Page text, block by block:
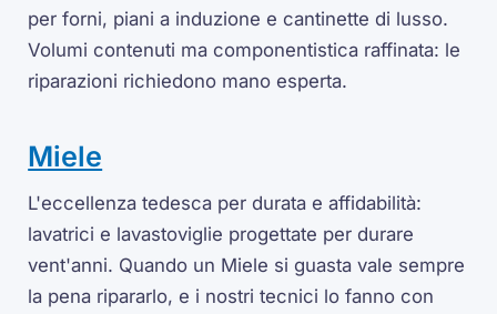
per forni, piani a induzione e cantinette di lusso.
Volumi contenuti ma componentistica raffinata: le
riparazioni richiedono mano esperta.
Miele
L'eccellenza tedesca per durata e affidabilità:
lavatrici e lavastoviglie progettate per durare
vent'anni. Quando un Miele si guasta vale sempre
la pena ripararlo, e i nostri tecnici lo fanno con